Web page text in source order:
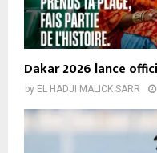
Dakar 2026 lance
by EL HADJI MALICK SARR